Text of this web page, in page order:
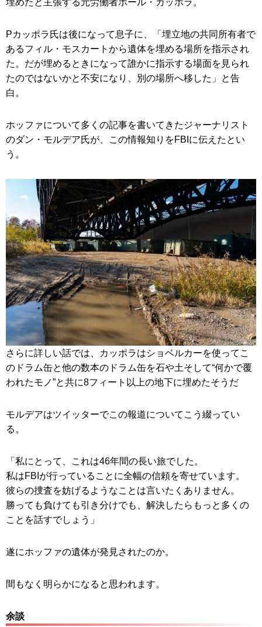
Pカッポラ氏は後になって息子に、「埋立地の共同所有者で
あるフィル・モスカートから遺体を埋める場所を指示され
た。だが埋めるときになって誰かに指示する場面を見られ
たのではないかと不安になり、別の場所へ移した」と告
白。
ホッファについて多くの記事を書いてきたジャーナリスト
のダン・モルデア氏が、この情報知りをFBIに伝えたとい
う。
さらに詳しい話では、カッポラはショベルカーを使ってこ
のドラム缶と他の数本のドラム缶を石や土そして“何かで覆
われたモノ”と共に8フィート以上の地下に埋めたそうだ
モルデアはツイッターでこの報道についてこう綴ってい
る。
「私にとって、これは46年間の長い旅でした。
私はFBIが行っていることに全幅の信頼を寄せています。
彼らの捜査を妨げるようなことは言いたくありません。
勝っても負けても引き分けでも、解決したらもっと多くの
ことを話すでしょう」
遂にホッファの遺体が発見されたのか。
間もなく明らかになると思われます。
余談